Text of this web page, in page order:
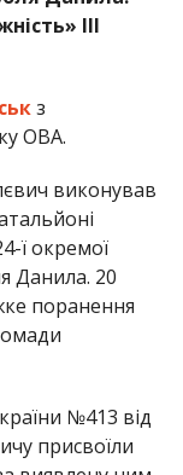
III
з
ОВА.
виконував
ї окремої
Данила. 20
поранення
№413 від
присвоїли